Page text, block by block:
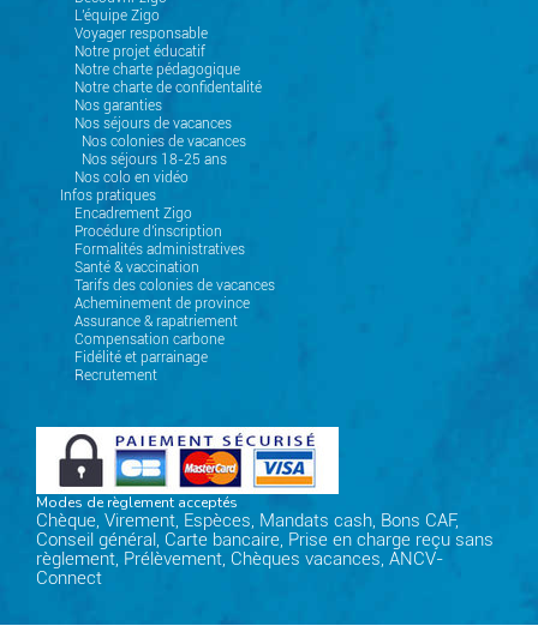
L'équipe Zigo
Voyager responsable
Notre projet éducatif
Notre charte pédagogique
Notre charte de confidentalité
Nos garanties
Nos séjours de vacances
Nos colonies de vacances
Nos séjours 18-25 ans
Nos colo en vidéo
Infos pratiques
Encadrement Zigo
Procédure d'inscription
Formalités administratives
Santé & vaccination
Tarifs des colonies de vacances
Acheminement de province
Assurance & rapatriement
Compensation carbone
Fidélité et parrainage
Recrutement
Modes de règlement acceptés
Chèque, Virement, Espèces, Mandats cash, Bons CAF,
Conseil général, Carte bancaire, Prise en charge reçu sans
règlement, Prélèvement, Chèques vacances, ANCV-
Connect